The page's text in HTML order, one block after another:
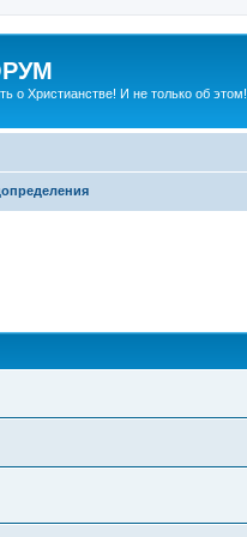
о Христианстве! И не только об этом!